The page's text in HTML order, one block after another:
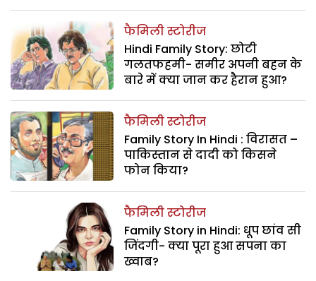
फैमिली स्टोरीज
Hindi Family Story: छोटी
गलतफहमी- समीर अपनी बहन के
बारे में क्या जान कर हैरान हुआ?
फैमिली स्टोरीज
Family Story In Hindi : विरासत –
पाकिस्तान से दादी को किसने
फोन किया?
फैमिली स्टोरीज
Family Story in Hindi: धूप छांव सी
जिंदगी- क्या पूरा हुआ सपना का
ख्वाब?